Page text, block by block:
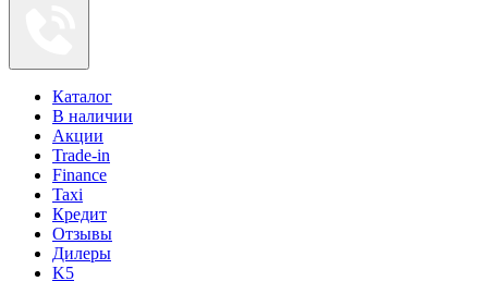
Каталог
В наличии
Акции
Trade-in
Finance
Taxi
Кредит
Отзывы
Дилеры
K5